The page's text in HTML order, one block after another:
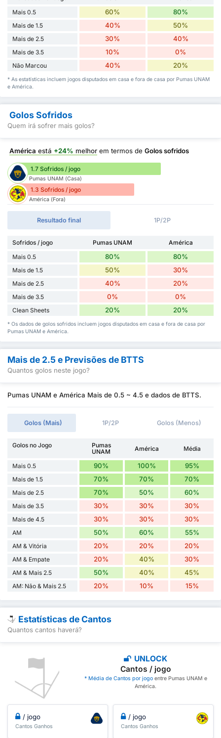
Mais 0.5
60% 80%
Mais de 1.5 40% 50%
Mais de 2.5 30% 40%
Mais de 3.5 10% 0%
Não Marcou 40% 20%
* As estatísticas incluem jogos disputados em casa e fora de casa por Pumas UNAM
e América.
Golos Sofridos
Quem irá sofrer mais golos?
América está +24% melhor em termos de Golos sofridos
1.7 Sofridos / jogo
Pumas UNAM (Casa)
1.3 Sofridos / jogo
América (Fora)
Resultado final 1P/2P
Sofridos / jogo Pumas UNAM
América
Mais 0.5
80% 80%
Mais de 1.5 50% 30%
Mais de 2.5 40% 20%
Mais de 3.5 0% 0%
Clean Sheets 20% 20%
* Os dados de golos sofridos incluem jogos disputados em casa e fora de casa por
Pumas UNAM e América.
Mais de 2.5 e Previsões de BTTS
Quantos golos neste jogo?
Pumas UNAM e América Mais de 0.5 ~ 4.5 e dados de BTTS.
Golos (Mais) 1P/2P Golos (Menos)
Golos no Jogo
Pumas
UNAM
América Média
Mais 0.5 90% 100% 95%
Mais de 1.5 70% 70% 70%
Mais de 2.5 70% 50% 60%
Mais de 3.5 30% 30% 30%
Mais de 4.5 30% 30% 30%
AM 50% 60% 55%
AM & Vitória 20% 20% 20%
AM & Empate 20% 40% 30%
AM & Mais 2.5 50% 40% 45%
AM: Não & Mais 2.5 20% 10% 15%
Estatísticas de Cantos
Quantos cantos haverá?
UNLOCK
Cantos / jogo
* Média de Cantos por jogoentre Pumas UNAM e
América.
/ jogo
Cantos Ganhos
/ jogo
Cantos Ganhos